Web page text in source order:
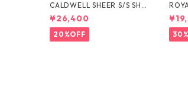
CALDWELL SHEER S/S SHI
RT by Polo Ralph Lauren
¥26,400
20%OFF
OTS